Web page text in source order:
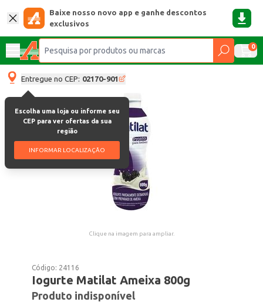
Baixe nosso novo app e ganhe descontos
exclusivos
0
Entregue no CEP: 02170-901
Escolha uma loja ou informe seu
CEP para ver ofertas da sua
região
INFORMAR LOCALIZAÇÃO
Clique na imagem para ampliar.
Código: 24116
Iogurte Matilat Ameixa 800g
Produto indisponível